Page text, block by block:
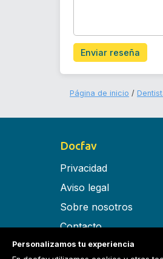
Enviar reseña
Página de inicio
Docfav
Privacidad
Aviso legal
Sobre nosotros
Contacto
Términos y condiciones
Personalizamos tu experiencia